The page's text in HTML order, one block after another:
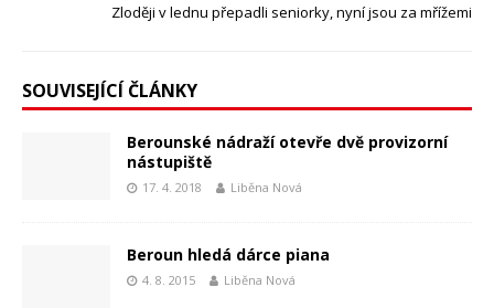
Zloději v lednu přepadli seniorky, nyní jsou za mřížemi
SOUVISEJÍCÍ ČLÁNKY
Berounské nádraží otevře dvě provizorní
nástupiště
17. 4. 2018 Liběna Nová
Beroun hledá dárce piana
4. 8. 2015 Liběna Nová